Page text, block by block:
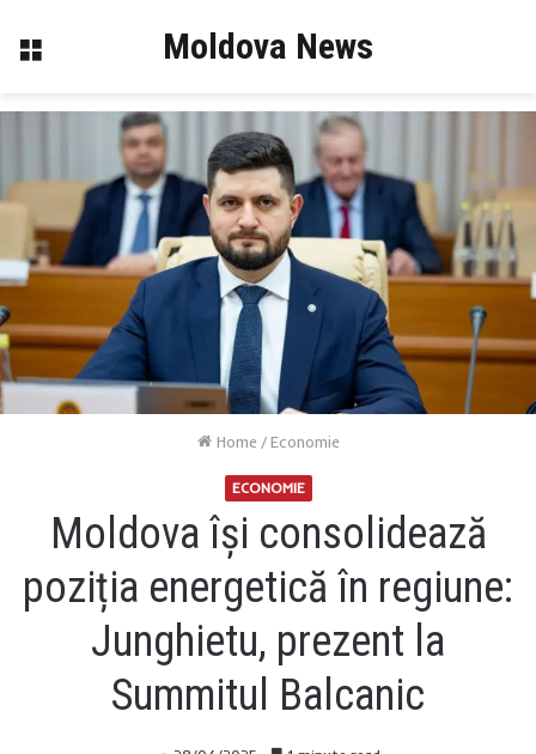
Menu Moldova News
Home / Economie
ECONOMIE
Moldova își consolidează
poziția energetică în regiune:
Junghietu, prezent la
Summitul Balcanic